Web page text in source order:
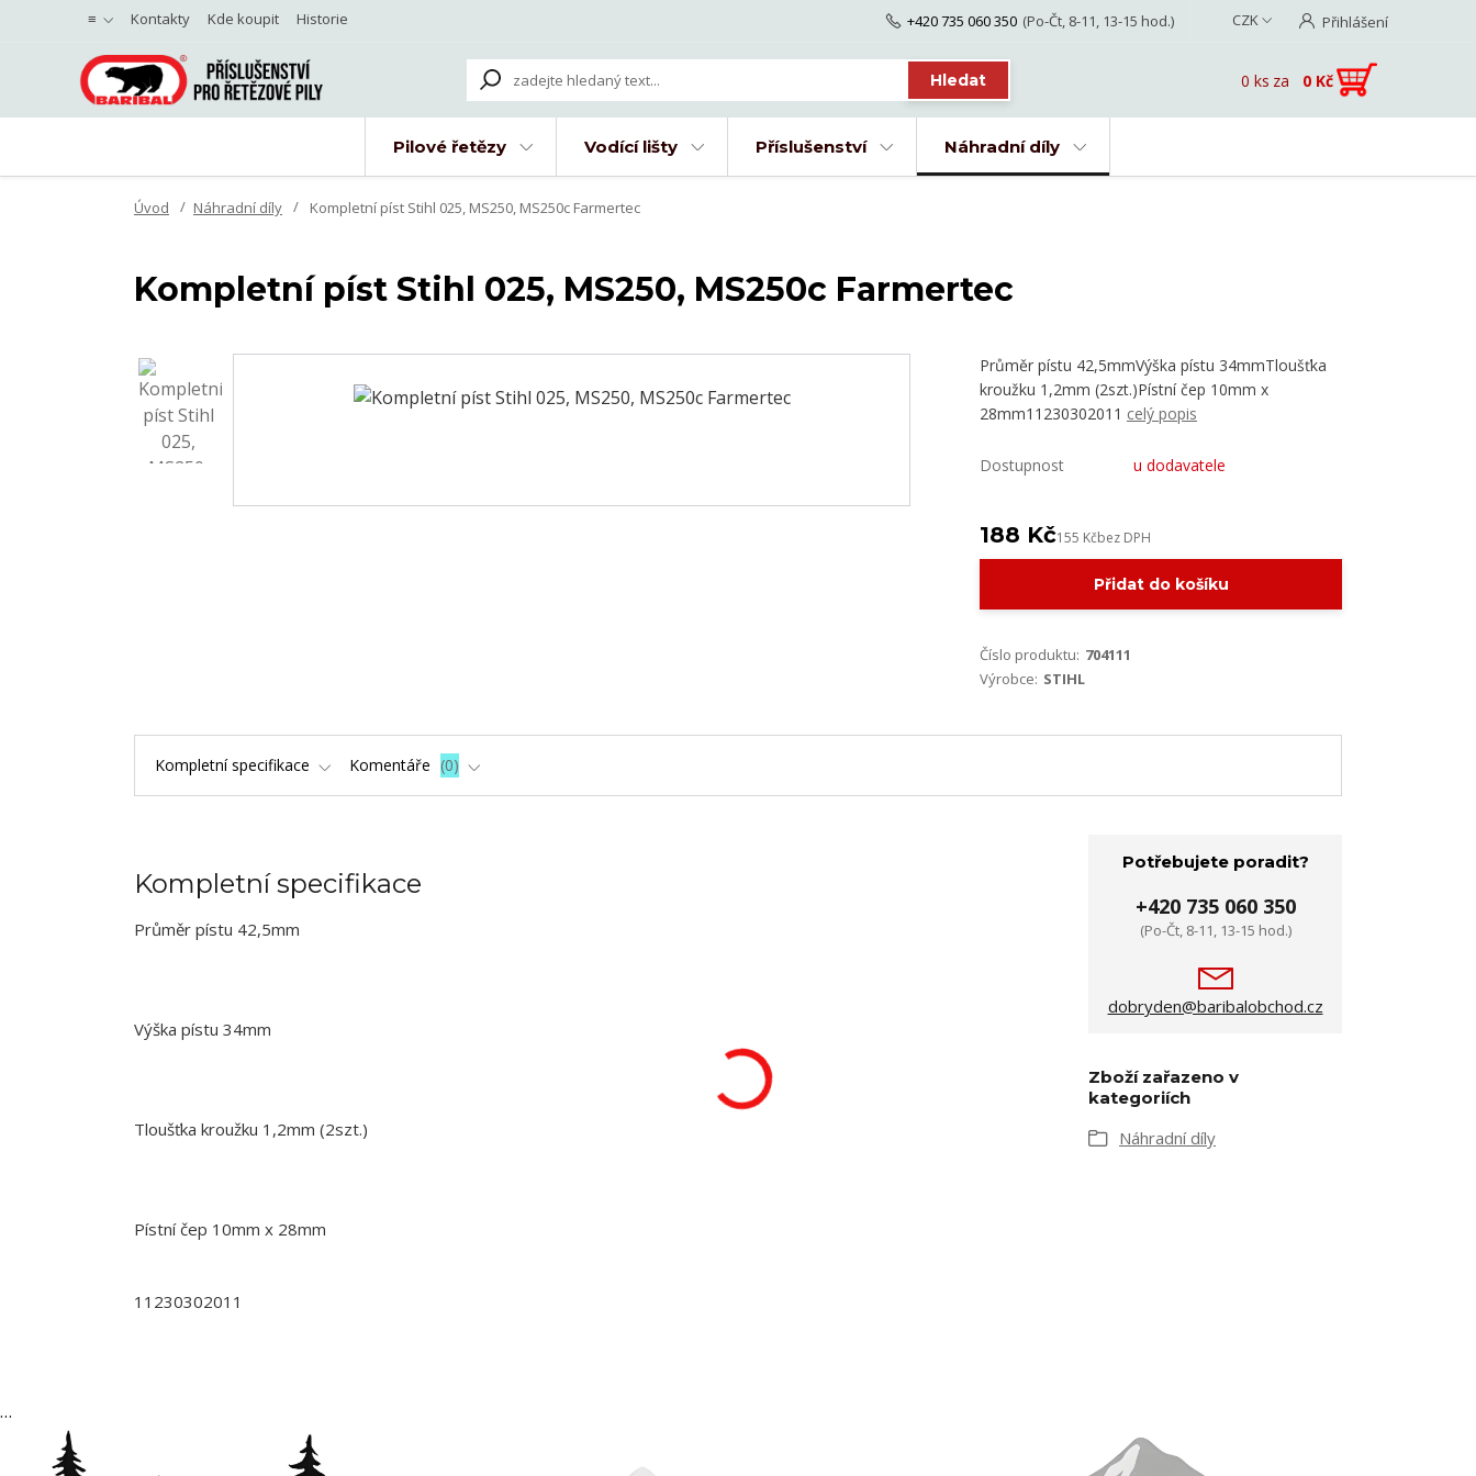
≡ Kontakty Kde koupit Historie CZK Přihlášení
Hledat
+420 735 060 350 (Po-Čt, 8-11, 13-15 hod.)
0 ks za 0 Kč
Pilové řetězy Vodící lišty Příslušenství Náhradní díly
Úvod Náhradní díly Kompletní píst Stihl 025, MS250, MS250c Farmertec
Kompletní píst Stihl 025, MS250, MS250c Farmertec
Průměr pístu 42,5mmVýška pístu 34mmTloušťka
kroužku 1,2mm (2szt.)Pístní čep 10mm x
28mm11230302011 celý popis
Dostupnost u dodavatele
188 Kč155 Kčbez DPH
Přidat do košíku
Číslo produktu: 704111
Výrobce: STIHL
Kompletní specifikace Komentáře 0
Kompletní specifikace
Průměr pístu 42,5mm
Výška pístu 34mm
Tloušťka kroužku 1,2mm (2szt.)
Pístní čep 10mm x 28mm
11230302011
Potřebujete poradit?
+420 735 060 350
(Po-Čt, 8-11, 13-15 hod.)
dobryden@baribalobchod.cz
Zboží zařazeno v
kategoriích
Náhradní díly
…